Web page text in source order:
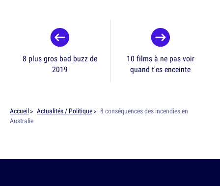
8 plus gros bad buzz de
2019
10 films à ne pas voir
quand t'es enceinte
Accueil Actualités / Politique
8 conséquences des incendies en
Australie